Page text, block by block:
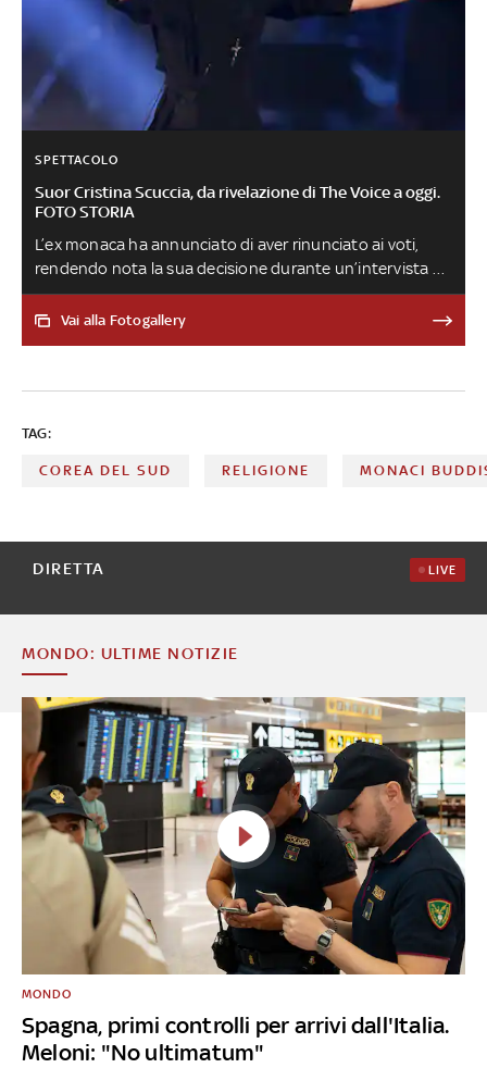
SPETTACOLO
Suor Cristina Scuccia, da rivelazione di The Voice a oggi.
FOTO STORIA
L’ex monaca ha annunciato di aver rinunciato ai voti,
rendendo nota la sua decisione durante un’intervista a
“Verissimo”. E in queste ore ha ricevuto gli auguri e la
benedizione dalle Suore Orsoline della Sacra Famiglia,
Vai alla Fotogallery
TAG:
COREA DEL SUD RELIGIONE MONACI
DIRETTA LIVE
MONDO: ULTIME NOTIZIE
Spagna, primi controlli per arrivi dall'Italia.
Meloni: "No ultimatum"
MONDO